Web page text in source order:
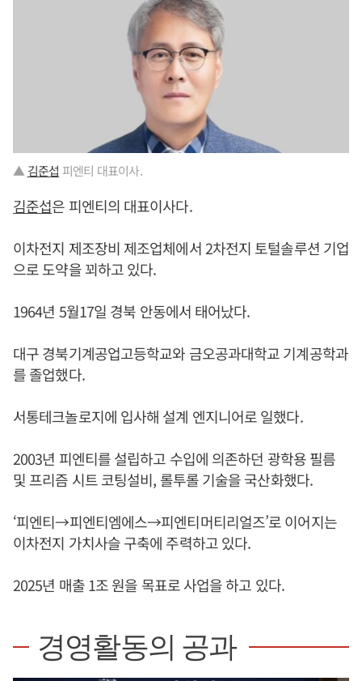
▲ 김준섭 피엔티 대표이사.
김준섭은 피엔티의 대표이사다.
이차전지 제조장비 제조업체에서 2차전지 토털솔루션 기업
으로 도약을 꾀하고 있다.
1964년 5월17일 경북 안동에서 태어났다.
대구 경북기계공업고등학교와 금오공과대학교 기계공학과
를 졸업했다.
서통테크놀로지에 입사해 설계 엔지니어로 일했다.
2003년 피엔티를 설립하고 수입에 의존하던 광학용 필름
및 프리즘 시트 코팅설비, 롤투롤 기술을 국산화했다.
‘피엔티→피엔티엠에스→피엔티머티리얼즈’로 이어지는
이차전지 가치사슬 구축에 주력하고 있다.
2025년 매출 1조 원을 목표로 사업을 하고 있다.
경영활동의 공과